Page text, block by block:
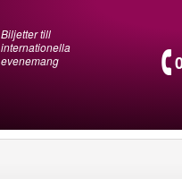
Biljetter till
internationella
evenemang